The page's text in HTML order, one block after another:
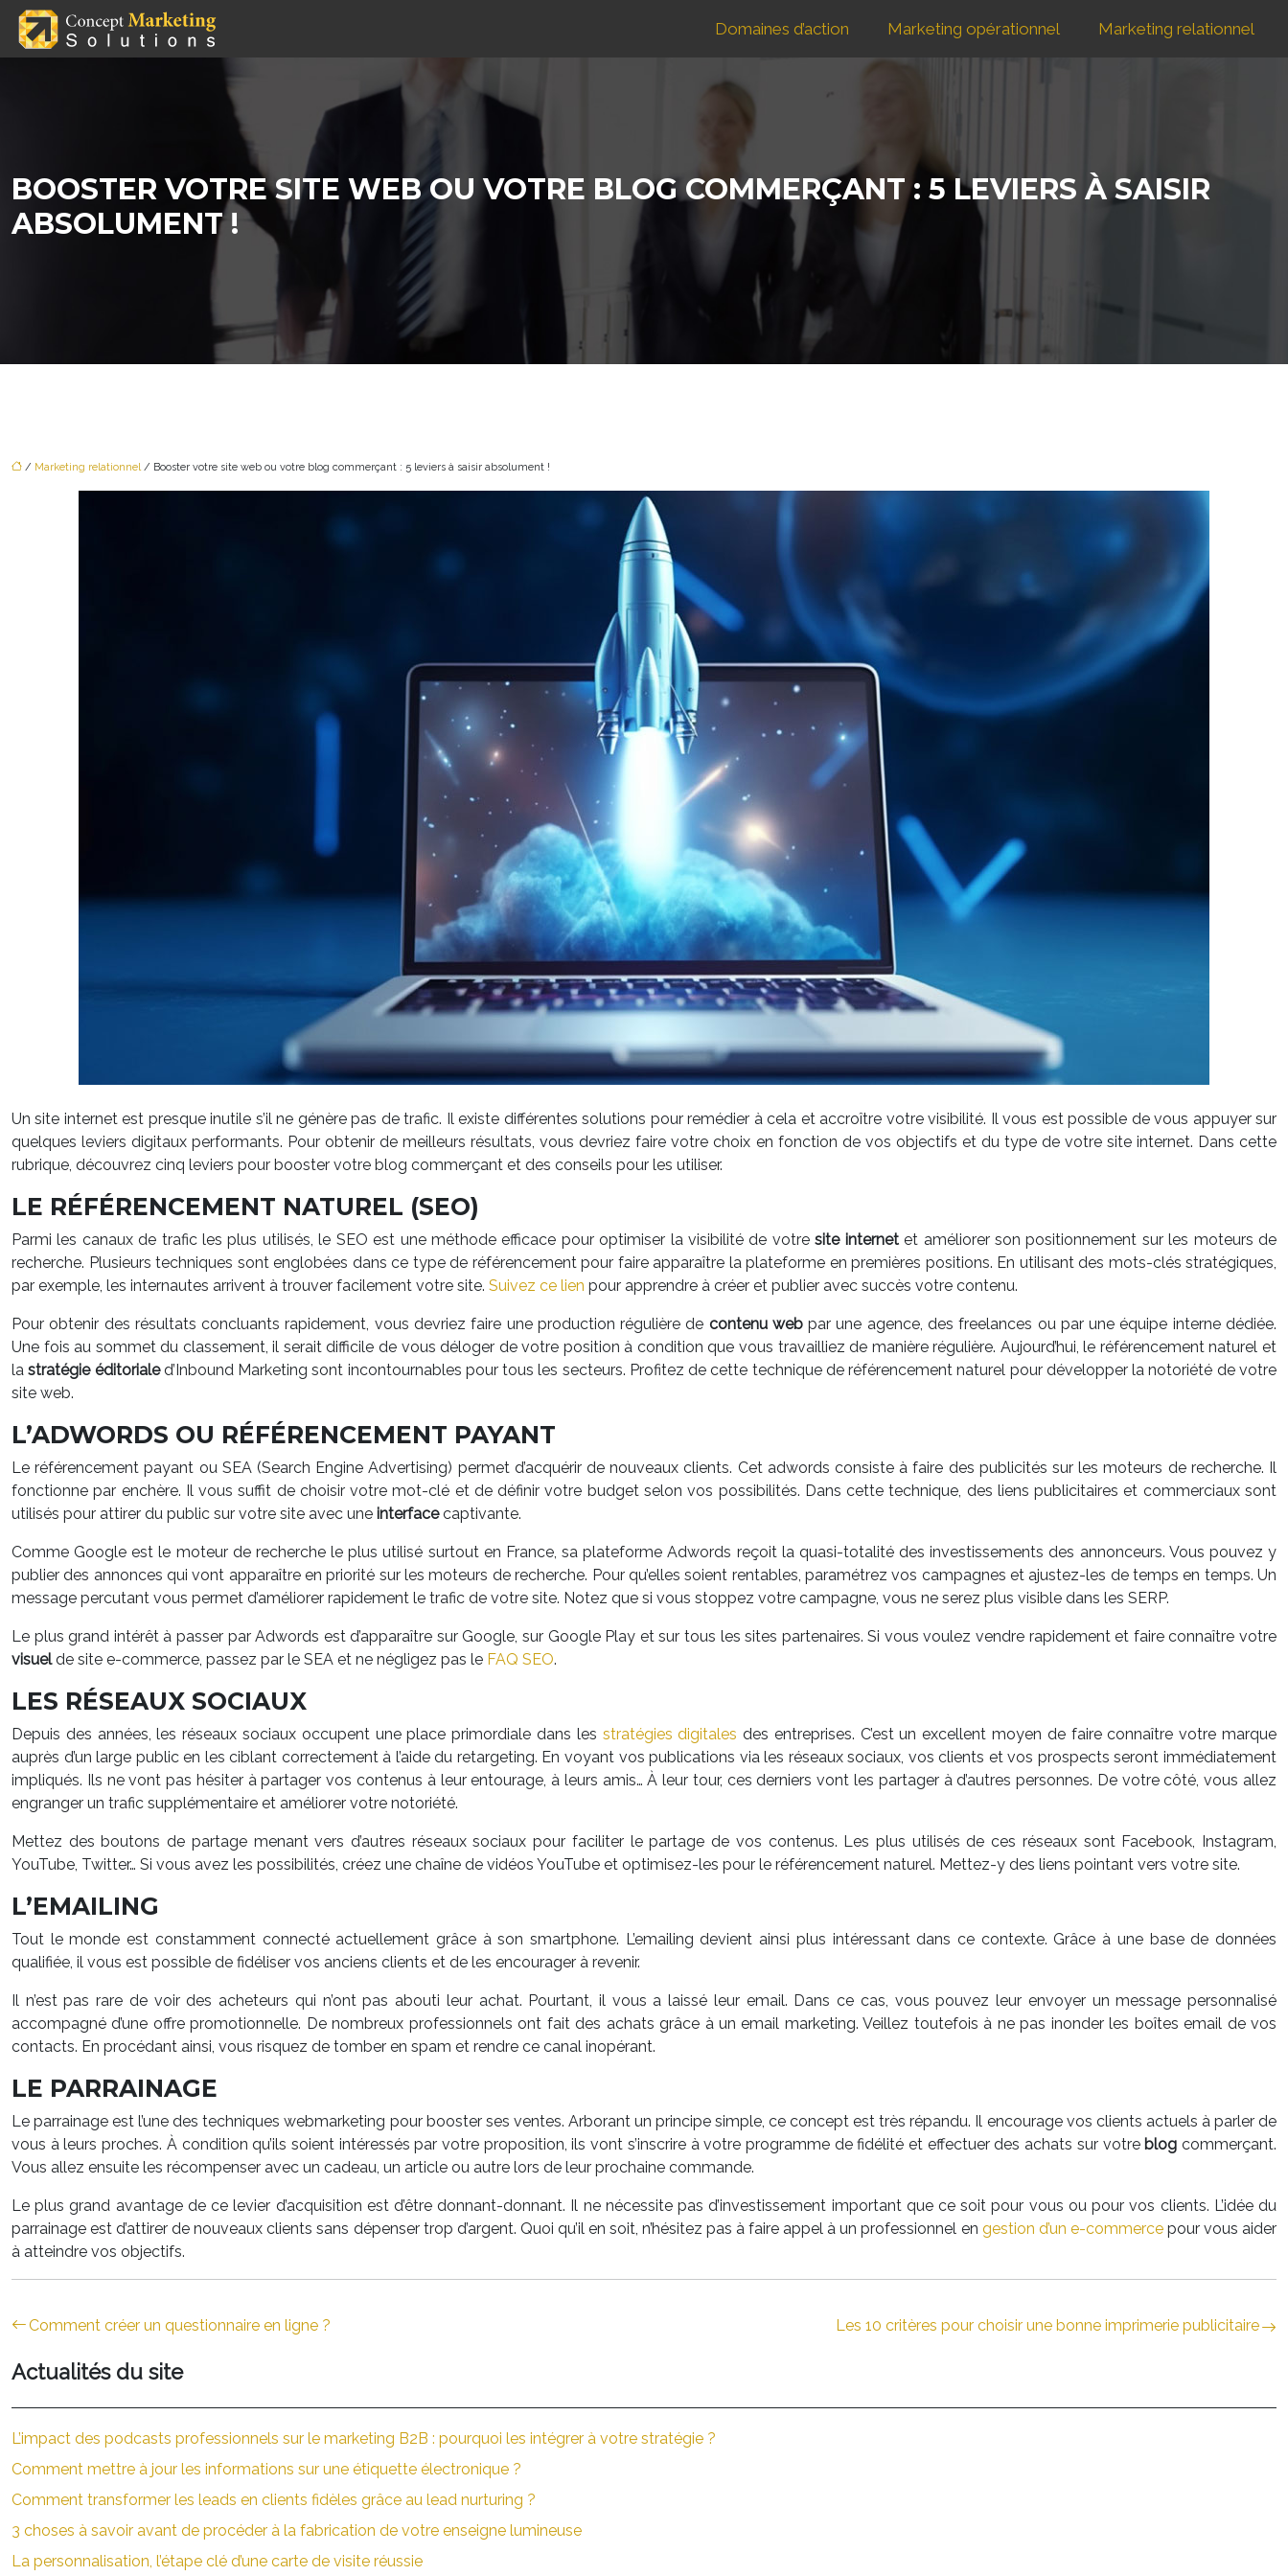
Domaines d’action Marketing opérationnel Marketing relationnel
BOOSTER VOTRE SITE WEB OU VOTRE BLOG COMMERÇANT : 5 LEVIERS À SAISIR
ABSOLUMENT !
/ Marketing relationnel/ Booster votre site web ou votre blog commerçant : 5 leviers à saisir absolument !
Un site internet est presque inutile s’il ne génère pas de trafic. Il existe différentes solutions pour remédier à cela et accroître votre visibilité. Il vous est possible de vous appuyer sur
quelques leviers digitaux performants. Pour obtenir de meilleurs résultats, vous devriez faire votre choix en fonction de vos objectifs et du type de votre site internet. Dans cette
rubrique, découvrez cinq leviers pour booster votre blog commerçant et des conseils pour les utiliser.
LE RÉFÉRENCEMENT NATUREL (SEO)
Parmi les canaux de trafic les plus utilisés, le SEO est une méthode efficace pour optimiser la visibilité de votresite internetet améliorer son positionnement sur les moteurs de
recherche. Plusieurs techniques sont englobées dans ce type de référencement pour faire apparaître la plateforme en premières positions. En utilisant des mots-clés stratégiques,
par exemple, les internautes arrivent à trouver facilement votre site. Suivez ce lien pour apprendre à créer et publier avec succès votre contenu.
Pour obtenir des résultats concluants rapidement, vous devriez faire une production régulière de contenu webpar une agence, des freelances ou par une équipe interne dédiée.
Une fois au sommet du classement, il serait difficile de vous déloger de votre position à condition que vous travailliez de manière régulière. Aujourd’hui, le référencement naturel et
lastratégie éditorialed’Inbound Marketing sont incontournables pour tous les secteurs. Profitez de cette technique de référencement naturel pour développer la notoriété de votre
site web.
L’ADWORDS OU RÉFÉRENCEMENT PAYANT
Le référencement payant ou SEA (Search Engine Advertising) permet d’acquérir de nouveaux clients. Cet adwords consiste à faire des publicités sur les moteurs de recherche. Il
fonctionne par enchère. Il vous suffit de choisir votre mot-clé et de définir votre budget selon vos possibilités. Dans cette technique, des liens publicitaires et commerciaux sont
utilisés pour attirer du public sur votre site avec une interfacecaptivante.
Comme Google est le moteur de recherche le plus utilisé surtout en France, sa plateforme Adwords reçoit la quasi-totalité des investissements des annonceurs. Vous pouvez y
publier des annonces qui vont apparaître en priorité sur les moteurs de recherche. Pour qu’elles soient rentables, paramétrez vos campagnes et ajustez-les de temps en temps. Un
message percutant vous permet d’améliorer rapidement le trafic de votre site. Notez que si vous stoppez votre campagne, vous ne serez plus visible dans les SERP.
Le plus grand intérêt à passer par Adwords est d’apparaître sur Google, sur Google Play et sur tous les sites partenaires. Si vous voulez vendre rapidement et faire connaître votre
visuelde site e-commerce, passez par le SEA et ne négligez pas le FAQ SEO.
LES RÉSEAUX SOCIAUX
Depuis des années, les réseaux sociaux occupent une place primordiale dans les stratégies digitalesdes entreprises. C’est un excellent moyen de faire connaître votre marque
auprès d’un large public en les ciblant correctement à l’aide du retargeting. En voyant vos publications via les réseaux sociaux, vos clients et vos prospects seront immédiatement
impliqués. Ils ne vont pas hésiter à partager vos contenus à leur entourage, à leurs amis… À leur tour, ces derniers vont les partager à d’autres personnes. De votre côté, vous allez
engranger un trafic supplémentaire et améliorer votre notoriété.
Mettez des boutons de partage menant vers d’autres réseaux sociaux pour faciliter le partage de vos contenus. Les plus utilisés de ces réseaux sont Facebook, Instagram,
YouTube, Twitter… Si vous avez les possibilités, créez une chaîne de vidéos YouTube et optimisez-les pour le référencement naturel. Mettez-y des liens pointant vers votre site.
L’EMAILING
Tout le monde est constamment connecté actuellement grâce à son smartphone. L’emailing devient ainsi plus intéressant dans ce contexte. Grâce à une base de données
qualifiée, il vous est possible de fidéliser vos anciens clients et de les encourager à revenir.
Il n’est pas rare de voir des acheteurs qui n’ont pas abouti leur achat. Pourtant, il vous a laissé leur email. Dans ce cas, vous pouvez leur envoyer un message personnalisé
accompagné d’une offre promotionnelle. De nombreux professionnels ont fait des achats grâce à un email marketing. Veillez toutefois à ne pas inonder les boîtes email de vos
contacts. En procédant ainsi, vous risquez de tomber en spam et rendre ce canal inopérant.
LE PARRAINAGE
Le parrainage est l’une des techniques webmarketing pour booster ses ventes. Arborant un principe simple, ce concept est très répandu. Il encourage vos clients actuels à parler de
vous à leurs proches. À condition qu’ils soient intéressés par votre proposition, ils vont s’inscrire à votre programme de fidélité et effectuer des achats sur votre blog commerçant.
Vous allez ensuite les récompenser avec un cadeau, un article ou autre lors de leur prochaine commande.
Le plus grand avantage de ce levier d’acquisition est d’être donnant-donnant. Il ne nécessite pas d’investissement important que ce soit pour vous ou pour vos clients. L’idée du
parrainage est d’attirer de nouveaux clients sans dépenser trop d’argent. Quoi qu’il en soit, n’hésitez pas à faire appel à un professionnel en gestion d’un e-commercepour vous aider
à atteindre vos objectifs.
Comment créer un questionnaire en ligne ? Les 10 critères pour choisir une bonne imprimerie publicitaire
Actualités du site
L’impact des podcasts professionnels sur le marketing B2B : pourquoi les intégrer à votre stratégie ?
Comment mettre à jour les informations sur une étiquette électronique ?
Comment transformer les leads en clients fidèles grâce au lead nurturing ?
3 choses à savoir avant de procéder à la fabrication de votre enseigne lumineuse
La personnalisation, l’étape clé d’une carte de visite réussie